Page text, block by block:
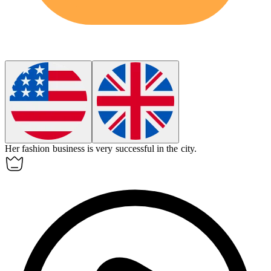
Her fashion business is very successful in the city.